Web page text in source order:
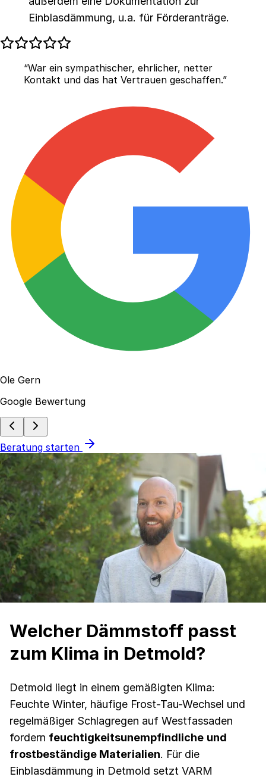
Einblasdämmung, u.a. für Förderanträge.
“War ein sympathischer, ehrlicher, netter
Kontakt und das hat Vertrauen geschaffen.”
Ole Gern
Google Bewertung
Beratung starten
Welcher Dämmstoff passt
zum Klima in Detmold?
Detmold liegt in einem gemäßigten Klima:
Feuchte Winter, häufige Frost-Tau-Wechsel und
regelmäßiger Schlagregen auf Westfassaden
fordern feuchtigkeitsunempfindliche und
frostbeständige Materialien. Für die
Einblasdämmung in Detmold setzt VARM